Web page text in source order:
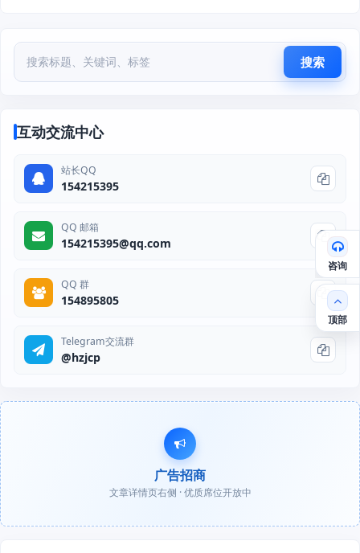
搜索
互动交流中心
站长QQ
154215395
QQ 邮箱
154215395@qq.com
QQ 群
154895805
Telegram交流群
@hzjcp
广告招商
文章详情页右侧 · 优质席位开放中
咨询
顶部